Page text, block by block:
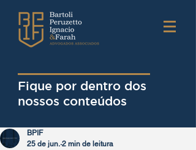
Fique por dentro dos
nossos conteúdos
BPIF
25 de jun. 2 min de leitura